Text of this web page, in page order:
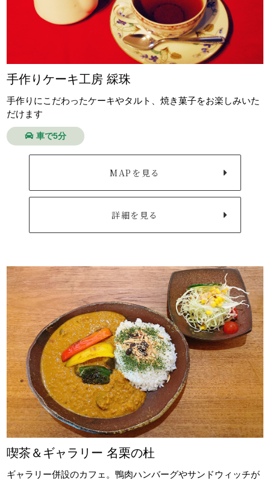
手作りケーキ工房 綵珠
手作りにこだわったケーキやタルト、焼き菓子をお楽しみいた
だけます
車で5分
MAPを見る
詳細を見る
喫茶＆ギャラリー 名栗の杜
ギャラリー併設のカフェ。鴨肉ハンバーグやサンドウィッチが